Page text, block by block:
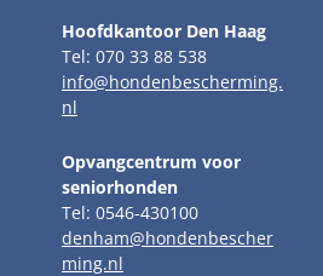
Hoofdkantoor Den Haag
Tel: 070 33 88 538
info@hondenbescherming.
nl
Opvangcentrum voor
seniorhonden
Tel: 0546-430100
denham@hondenbescher
ming.nl